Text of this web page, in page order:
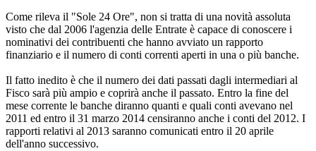
Come rileva il "Sole 24 Ore", non si tratta di una novità assoluta
visto che dal 2006 l'agenzia delle Entrate è capace di conoscere i
nominativi dei contribuenti che hanno avviato un rapporto
finanziario e il numero di conti correnti aperti in una o più banche.
Il fatto inedito è che il numero dei dati passati dagli intermediari al
Fisco sarà più ampio e coprirà anche il passato. Entro la fine del
mese corrente le banche diranno quanti e quali conti avevano nel
2011 ed entro il 31 marzo 2014 censiranno anche i conti del 2012. I
rapporti relativi al 2013 saranno comunicati entro il 20 aprile
dell'anno successivo.